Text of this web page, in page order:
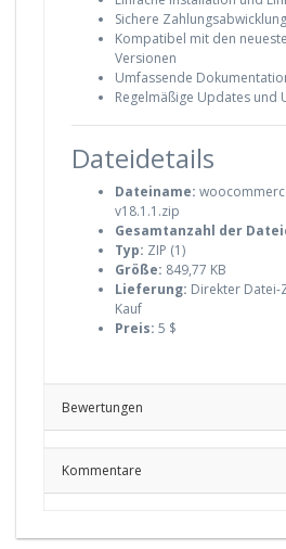
Sichere Zahlungsabwicklung
Kompatibel mit den
Versionen
Umfassende
Regelmäßige Updates und
Dateidetails
Dateiname:
v18.1.1.zip
Gesamtanzahl der
Typ: ZIP (1)
Größe: 849,77 KB
Lieferung: Direkter Datei-
Kauf
Preis: 5 $
Bewertungen
Kommentare